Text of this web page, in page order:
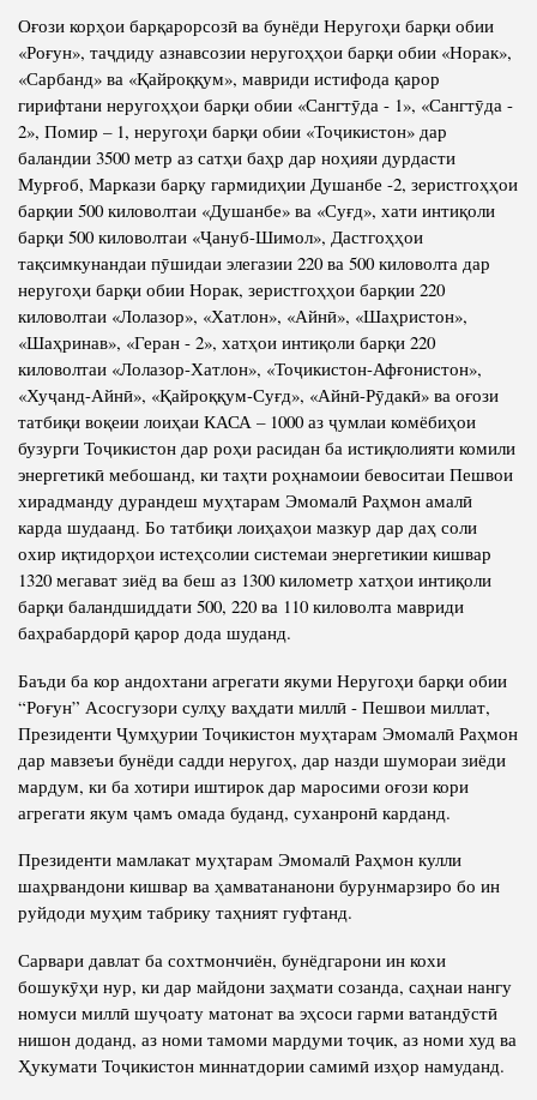
Оғози корҳои барқарорсозӣ ва бунёди Неругоҳи барқи обии
«Роғун», таҷдиду азнавсозии неругоҳҳои барқи обии «Норак»,
«Сарбанд» ва «Қайроққум», мавриди истифода қарор
гирифтани неругоҳҳои барқи обии «Сангтӯда - 1», «Сангтӯда -
2», Помир – 1, неругоҳи барқи обии «Тоҷикистон» дар
баландии 3500 метр аз сатҳи баҳр дар ноҳияи дурдасти
Мурғоб, Маркази барқу гармидиҳии Душанбе -2, зеристгоҳҳои
барқии 500 киловолтаи «Душанбе» ва «Суғд», хати интиқоли
барқи 500 киловолтаи «Ҷануб-Шимол», Дастгоҳҳои
тақсимкунандаи пӯшидаи элегазии 220 ва 500 киловолта дар
неругоҳи барқи обии Норак, зеристгоҳҳои барқии 220
киловолтаи «Лолазор», «Хатлон», «Айнӣ», «Шаҳристон»,
«Шаҳринав», «Геран - 2», хатҳои интиқоли барқи 220
киловолтаи «Лолазор-Хатлон», «Тоҷикистон-Афғонистон»,
«Хуҷанд-Айнӣ», «Қайроққум-Суғд», «Айнӣ-Рӯдакӣ» ва оғози
татбиқи воқеии лоиҳаи КАСА – 1000 аз ҷумлаи комёбиҳои
бузурги Тоҷикистон дар роҳи расидан ба истиқлолияти комили
энергетикӣ мебошанд, ки таҳти роҳнамоии бевоситаи Пешвои
хирадманду дурандеш муҳтарам Эмомалӣ Раҳмон амалӣ
карда шудаанд. Бо татбиқи лоиҳаҳои мазкур дар даҳ соли
охир иқтидорҳои истеҳсолии системаи энергетикии кишвар
1320 мегават зиёд ва беш аз 1300 километр хатҳои интиқоли
барқи баландшиддати 500, 220 ва 110 киловолта мавриди
баҳрабардорӣ қарор дода шуданд.
Баъди ба кор андохтани агрегати якуми Неругоҳи барқи обии
“Роғун” Асосгузори сулҳу ваҳдати миллӣ - Пешвои миллат,
Президенти Ҷумҳурии Тоҷикистон муҳтарам Эмомалӣ Раҳмон
дар мавзеъи бунёди садди неругоҳ, дар назди шумораи зиёди
мардум, ки ба хотири иштирок дар маросими оғози кори
агрегати якум ҷамъ омада буданд, суханронӣ карданд.
Президенти мамлакат муҳтарам Эмомалӣ Раҳмон кулли
шаҳрвандони кишвар ва ҳамватананони бурунмарзиро бо ин
руйдоди муҳим табрику таҳният гуфтанд.
Сарвари давлат ба сохтмончиён, бунёдгарони ин кохи
бошукӯҳи нур, ки дар майдони заҳмати созанда, саҳнаи нангу
номуси миллӣ шуҷоату матонат ва эҳсоси гарми ватандӯстӣ
нишон доданд, аз номи тамоми мардуми тоҷик, аз номи худ ва
Ҳукумати Тоҷикистон миннатдории самимӣ изҳор намуданд.